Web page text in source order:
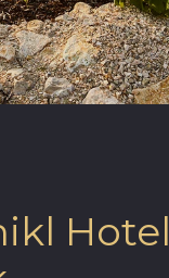
Hotel